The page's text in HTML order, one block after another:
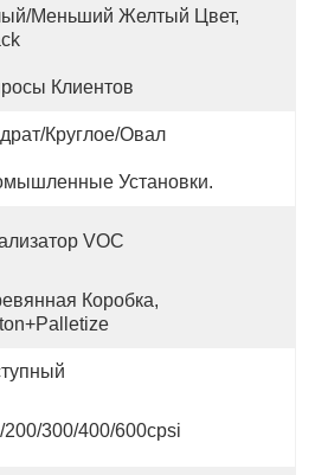
меньший Желтый Цвет,
Клиентов
круглое/овал
Установки.
VOC
Коробка,
200/300/400/600cpsi